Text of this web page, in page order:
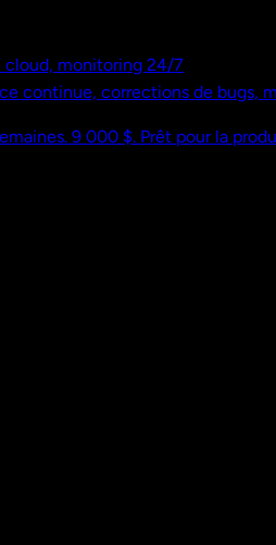
monitoring 24/7
continue, corrections de bugs,
9 000 $. Prêt pour la